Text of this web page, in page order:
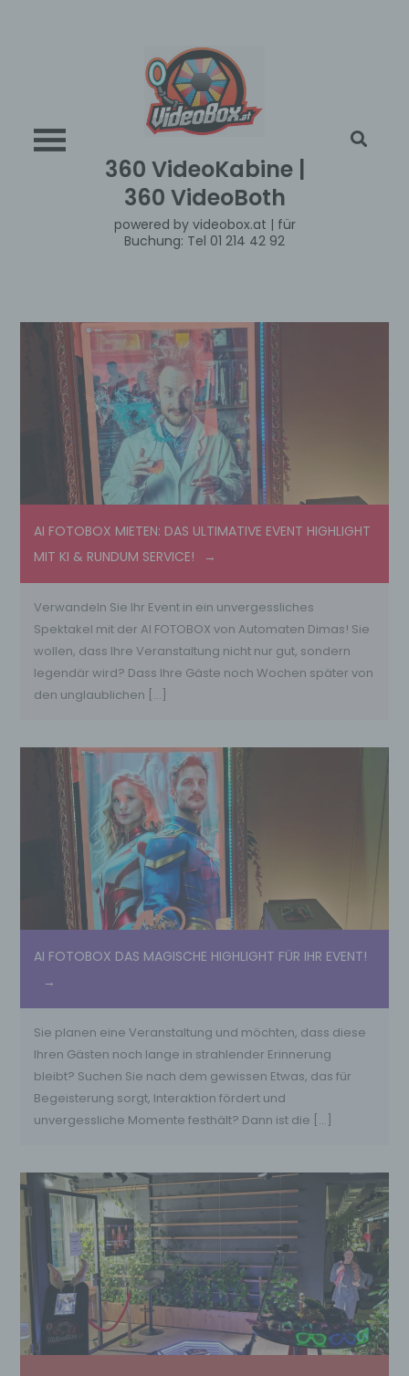
360 VideoKabine |
360 VideoBoth
powered by videobox.at | für
Buchung: Tel 01 214 42 92
AI FOTOBOX MIETEN: DAS ULTIMATIVE EVENT HIGHLIGHT
MIT KI & RUNDUM SERVICE!
Verwandeln Sie Ihr Event in ein unvergessliches
Spektakel mit der AI FOTOBOX von Automaten Dimas! Sie
wollen, dass Ihre Veranstaltung nicht nur gut, sondern
legendär wird? Dass Ihre Gäste noch Wochen später von
den unglaublichen […]
AI FOTOBOX DAS MAGISCHE HIGHLIGHT FÜR IHR EVENT!
Sie planen eine Veranstaltung und möchten, dass diese
Ihren Gästen noch lange in strahlender Erinnerung
bleibt? Suchen Sie nach dem gewissen Etwas, das für
Begeisterung sorgt, Interaktion fördert und
unvergessliche Momente festhält? Dann ist die […]